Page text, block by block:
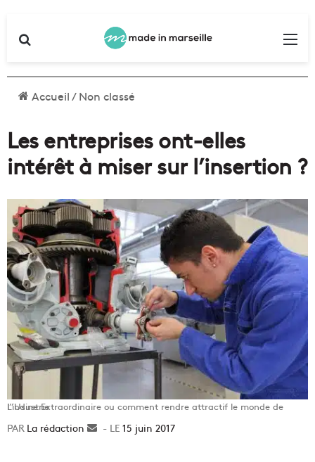
Accueil/Non classé
Les entreprises ont-elles
intérêt à miser sur l’insertion ?
L’Usine Extraordinaire ou comment rendre attractif le monde de l’industrie
La rédaction
Envoyer15 juin 2017